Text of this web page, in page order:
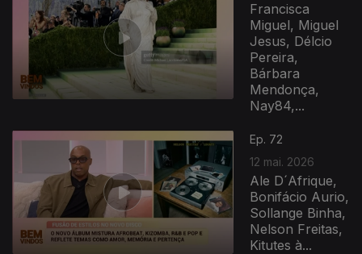
Francisca
Miguel, Miguel
Jesus, Délcio
Pereira,
Bárbara
Mendonça,
Nay84,...
Ep. 72
12 mai. 2026
Ale D´Afrique,
Bonifácio Aurio,
Sollange Binha,
Nelson Freitas,
Kitutes à...